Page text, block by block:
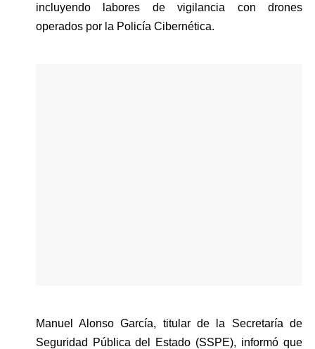
incluyendo labores de vigilancia con drones
operados por la Policía Cibernética.
Manuel Alonso García, titular de la Secretaría de
Seguridad Pública del Estado (SSPE), informó que